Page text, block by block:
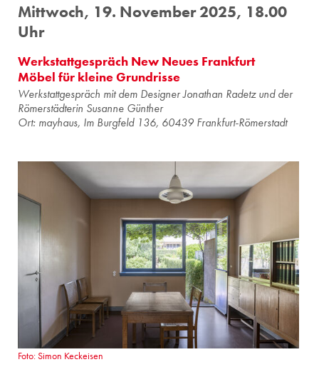
Mittwoch, 19. November 2025, 18.00
Uhr
Werkstattgespräch New Neues Frankfurt
Möbel für kleine Grundrisse
Werk­statt­ge­spräch mit dem De­si­gner Jo­na­than Ra­detz und der
Rö­mer­städ­te­rin Su­san­ne Gün­ther
Ort: may­haus, Im Burg­feld 136, 60439 Frank­furt-Rö­mer­stadt
Foto: Simon Keckeisen